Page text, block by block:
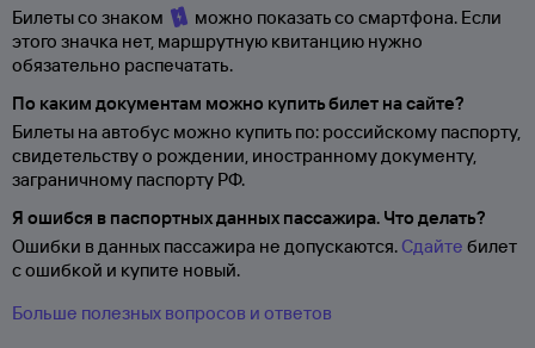
Билеты со знаком
можно показать со смартфона. Если
этого значка нет, маршрутную квитанцию нужно
обязательно распечатать.
По каким документам можно купить билет на сайте?
Билеты на автобус можно купить по: российскому паспорту,
свидетельству о рождении, иностранному документу,
заграничному паспорту РФ.
Я ошибся в паспортных данных пассажира. Что делать?
Ошибки в данных пассажира не допускаются. Сдайте билет
с ошибкой и купите новый.
Больше полезных вопросов и ответов